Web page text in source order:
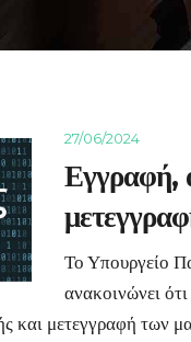
27/06/2024
Εγγραφή,
Το Υπουργείο
ανακοινώνει
και μετεγγραφή των